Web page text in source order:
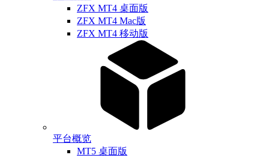
ZFX MT4 桌面版
ZFX MT4 Mac版
ZFX MT4 移动版
平台概览
MT5 桌面版